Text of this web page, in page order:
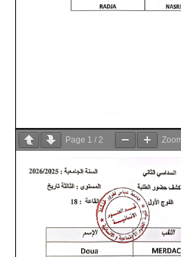
Page 1 / 2